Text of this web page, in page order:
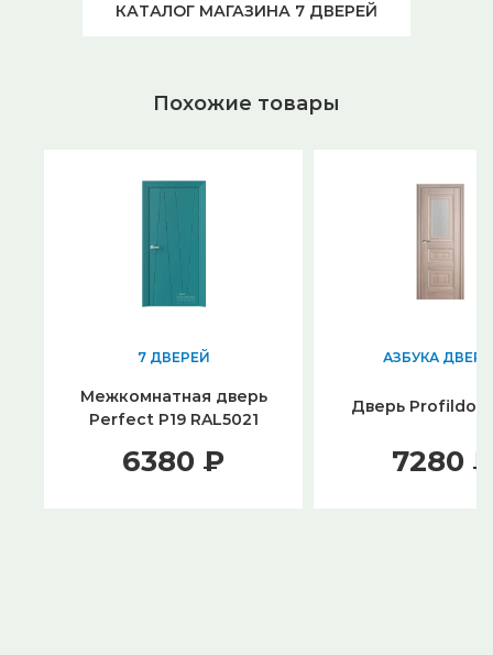
КАТАЛОГ МАГАЗИНА 7 ДВЕРЕЙ
Похожие товары
7 ДВЕРЕЙ
Межкомнатная дверь
Perfect P19 RAL5021
6380 ₽
АЗБУКА
Дверь
7280 ₽